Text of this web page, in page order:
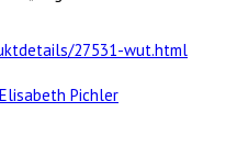
27531-wut.html
Elisabeth Pichler